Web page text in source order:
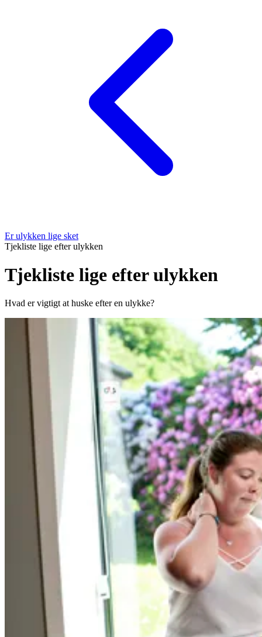
Er ulykken lige sket
Tjekliste lige efter ulykken
Tjekliste lige efter ulykken
Hvad er vigtigt at huske efter en ulykke?